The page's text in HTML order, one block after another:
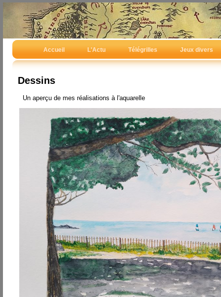
Accueil L'Actu Télégrilles Jeux divers
Dessins
Un aperçu de mes réalisations à l'aquarelle